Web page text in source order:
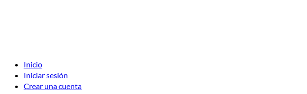
Inicio
Iniciar sesión
Crear una cuenta